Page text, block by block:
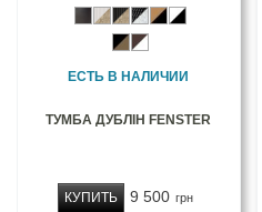
ЕСТЬ В НАЛИЧИИ
ТУМБА ДУБЛІН FENSTER
9 500 грн
КУПИТЬ